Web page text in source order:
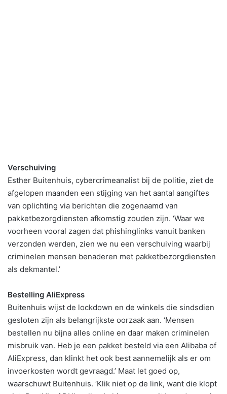
Verschuiving
Esther Buitenhuis, cybercrimeanalist bij de politie, ziet de
afgelopen maanden een stijging van het aantal aangiftes
van oplichting via berichten die zogenaamd van
pakketbezorgdiensten afkomstig zouden zijn. ‘Waar we
voorheen vooral zagen dat phishinglinks vanuit banken
verzonden werden, zien we nu een verschuiving waarbij
criminelen mensen benaderen met pakketbezorgdiensten
als dekmantel.’
Bestelling AliExpress
Buitenhuis wijst de lockdown en de winkels die sindsdien
gesloten zijn als belangrijkste oorzaak aan. ‘Mensen
bestellen nu bijna alles online en daar maken criminelen
misbruik van. Heb je een pakket besteld via een Alibaba of
AliExpress, dan klinkt het ook best aannemelijk als er om
invoerkosten wordt gevraagd.’ Maat let goed op,
waarschuwt Buitenhuis. ‘Klik niet op de link, want die klopt